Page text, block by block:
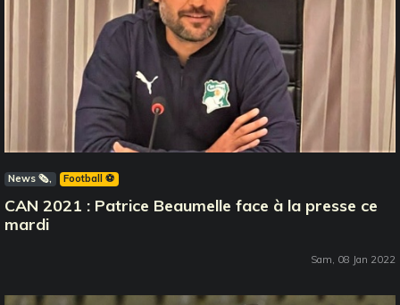
News 🗞️ Football ⚽️
CAN 2021 : Patrice Beaumelle face à la presse ce
mardi
Sam, 08 Jan 2022